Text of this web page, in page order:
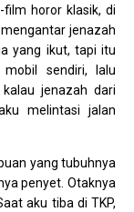
horor klasik, di
jenazah
yang ikut, tapi itu
sendiri, lalu
jenazah dari
melintasi jalan
yang tubuhnya
penyet. Otaknya
aku tiba di TKP,